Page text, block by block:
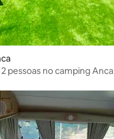
pessoas no camping Anca